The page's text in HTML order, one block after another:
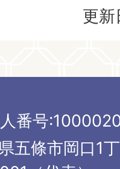
更
人番号
五條市岡口1